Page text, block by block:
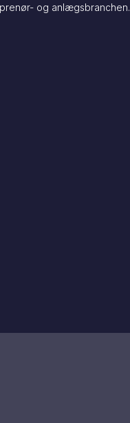
og anlægsbranchen.